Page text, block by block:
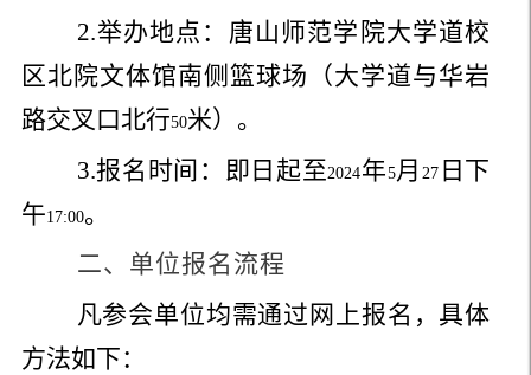
2.举办地点：唐山师范学院大学道校
区北院文体馆南侧篮球场（大学道与华岩
路交叉口北行50米）。
3.报名时间：即日起至2024年5月 27日下
午17:00。
二、单位报名流程
凡参会单位均需通过网上报名，具体
方法如下：